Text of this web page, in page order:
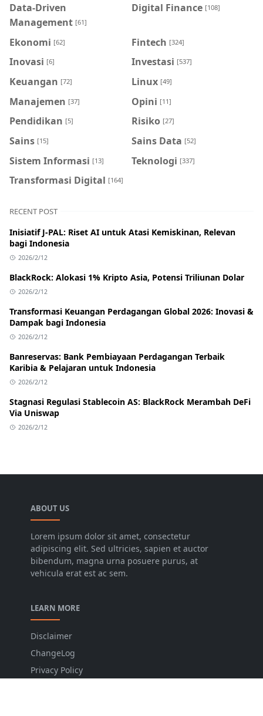
Data-Driven
Management [61]
Digital Finance [108]
Ekonomi [62] Fintech [324]
Inovasi [6] Investasi [537]
Keuangan [72] Linux [49]
Manajemen [37] Opini [11]
Pendidikan [5] Risiko [27]
Sains [15] Sains Data [52]
Sistem Informasi [13] Teknologi [337]
Transformasi Digital [164]
RECENT POST
Inisiatif J-PAL: Riset AI untuk Atasi Kemiskinan, Relevan
bagi Indonesia
2026/2/12
BlackRock: Alokasi 1% Kripto Asia, Potensi Triliunan Dolar
2026/2/12
Transformasi Keuangan Perdagangan Global 2026: Inovasi &
Dampak bagi Indonesia
2026/2/12
Banreservas: Bank Pembiayaan Perdagangan Terbaik
Karibia & Pelajaran untuk Indonesia
2026/2/12
Stagnasi Regulasi Stablecoin AS: BlackRock Merambah DeFi
Via Uniswap
2026/2/12
ABOUT US
Lorem ipsum dolor sit amet, consectetur
adipiscing elit. Sed ultricies, sapien et auctor
bibendum, magna urna posuere purus, at
vehicula erat est ac sem.
LEARN MORE
Disclaimer
ChangeLog
Privacy Policy